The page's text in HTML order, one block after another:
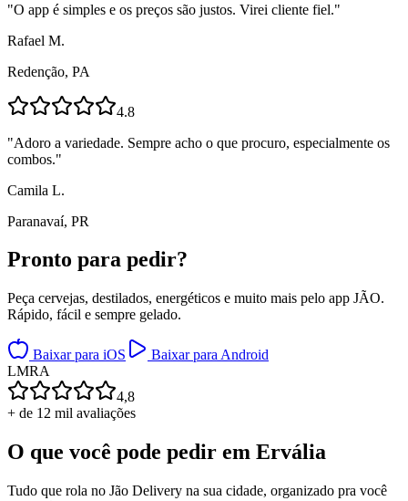
"O app é simples e os preços são justos. Virei cliente fiel."
Rafael M.
Redenção, PA
4.8
"Adoro a variedade. Sempre acho o que procuro, especialmente os
combos."
Camila L.
Paranavaí, PR
Pronto para pedir?
Peça cervejas, destilados, energéticos e muito mais pelo app JÃO.
Rápido, fácil e sempre gelado.
Baixar para iOS
Baixar para Android
LMRA
4,8
+ de 12 mil avaliações
O que você pode pedir em Ervália
Tudo que rola no Jão Delivery na sua cidade, organizado pra você